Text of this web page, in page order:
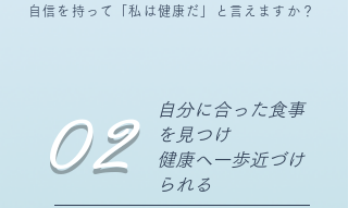
自信を持って「私は健康だ」と言えますか？
02
自分に合った食事
を見つけ
健康へ一歩近づけ
られる